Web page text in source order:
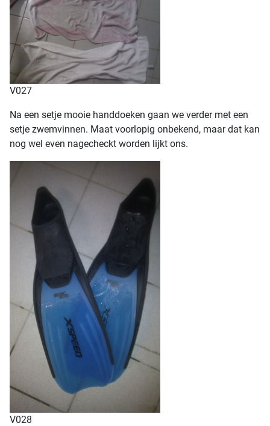
V027
Na een setje mooie handdoeken gaan we verder met een
setje zwemvinnen. Maat voorlopig onbekend, maar dat kan
nog wel even nagecheckt worden lijkt ons.
V028